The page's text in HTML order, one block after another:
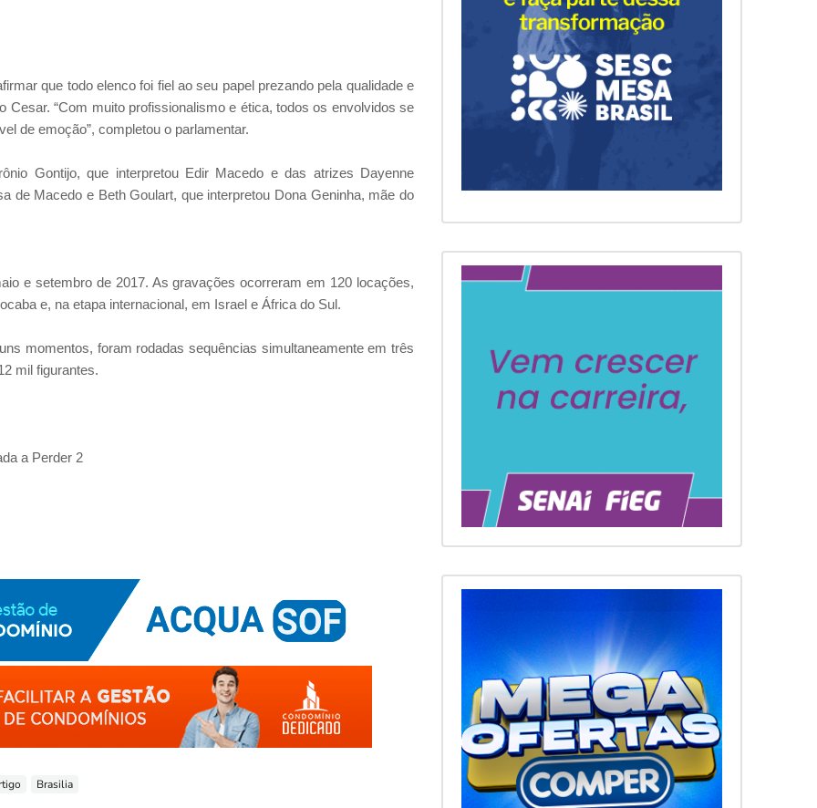
que todo elenco foi fiel ao seu papel prezando pela qualidade e
Cesar. “Com muito profissionalismo e ética, todos os envolvidos se
de emoção”, completou o parlamentar.
Gontijo, que interpretou Edir Macedo e das atrizes Dayenne
de Macedo e Beth Goulart, que interpretou Dona Geninha, mãe do
e setembro de 2017. As gravações ocorreram em 120 locações,
e, na etapa internacional, em Israel e África do Sul.
momentos, foram rodadas sequências simultaneamente em três
mil figurantes.
a Perder 2
Brasilia